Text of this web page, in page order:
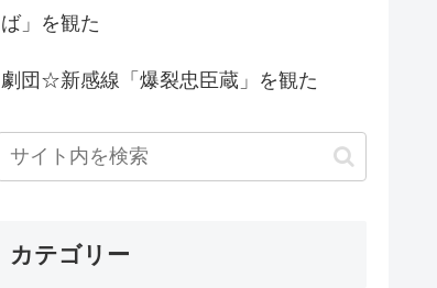
ば」を観た
劇団☆新感線「爆裂忠臣蔵」を観た
カテゴリー